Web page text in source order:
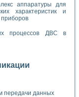
аппаратуры для
характеристик и
процессов ДВС в
передачи данных